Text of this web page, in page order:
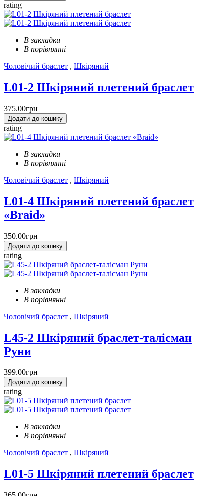
rating
В закладки
В порівнянні
Чоловічий браслет , Шкіряний
L01-2 Шкіряний плетений браслет
375.00грн
Додати до кошику
rating
В закладки
В порівнянні
Чоловічий браслет , Шкіряний
L01-4 Шкіряний плетений браслет
«Braid»
350.00грн
Додати до кошику
rating
В закладки
В порівнянні
Чоловічий браслет , Шкіряний
L45-2 Шкіряний браслет-талісман
Руни
399.00грн
Додати до кошику
rating
В закладки
В порівнянні
Чоловічий браслет , Шкіряний
L01-5 Шкіряний плетений браслет